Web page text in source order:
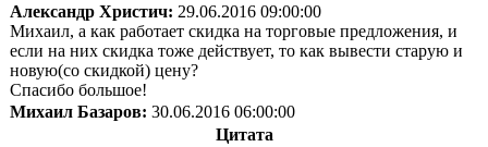
Александр Христич: 29.06.2016 09:00:00
Михаил, а как работает скидка на торговые предложения, и
если на них скидка тоже действует, то как вывести старую и
новую(со скидкой) цену?
Спасибо большое!
Михаил Базаров: 30.06.2016 06:00:00
Цитата